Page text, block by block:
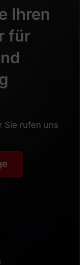
Ihren
für
Sie rufen uns